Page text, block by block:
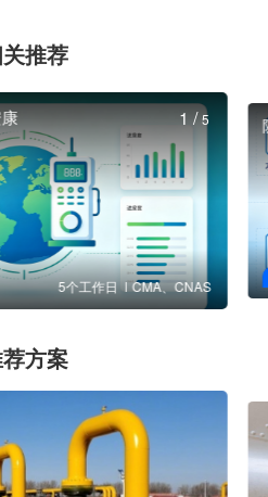
推荐
5个工作日 CMA、CNAS
1/5
方案